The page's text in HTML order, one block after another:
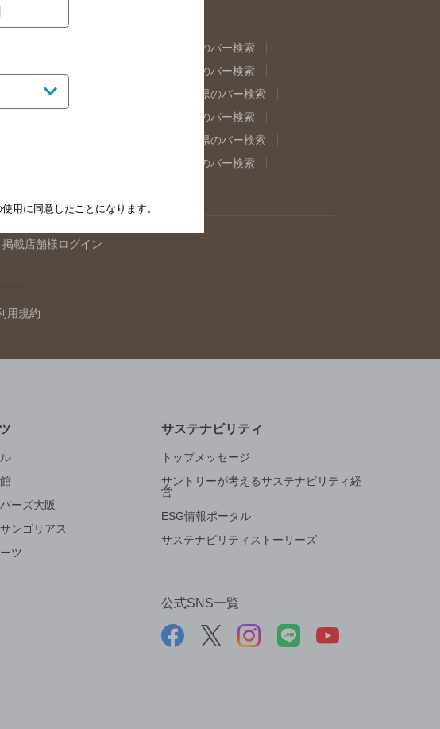
福島県のバー検索
東京都のバー検索
岐阜県のバー検索
奈良県のバー検索
ー検索
島根県のバー検索
佐賀県のバー検索
掲載店舗様ログイン
用規約
ーズ大阪
ンゴリアス
ツ
サステナビリティ
トップメッセージ
サントリーが考えるサステナビリティ経
営
ESG情報ポータル
サステナビリティストーリーズ
公式SNS一覧
用に同意したことになります。